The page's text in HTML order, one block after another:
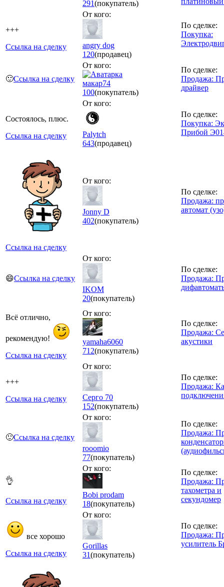
291(покупатель)
+++
Ссылка на сделку
От кого:
angry dog
120(продавец)
По сделке:
Покупка:
🙂Ссылка на сделку
От кого:
макар74
100(покупатель)
По сделке:
Продажа:
драйвер
Состоялось, плюс.
Ссылка на сделку
От кого:
Palytch
643(продавец)
По сделке:
Покупка:
Прибой
Ссылка на сделку
От кого:
Jonny D
402(покупатель)
По сделке:
Продажа:
автомат
😄Ссылка на сделку
От кого:
IKOM
20(покупатель)
По сделке:
Продажа:
Всё отлично,
рекомендую!
Ссылка на сделку
От кого:
yamaha6060
712(покупатель)
По сделке:
Продажа:
акустики
+++
Ссылка на сделку
От кого:
Серго 70
152(покупатель)
По сделке:
Продажа:
🙂Ссылка на сделку
От кого:
rooomio
77(покупатель)
По сделке:
Продажа:
👌
Ссылка на сделку
От кого:
Bobi prodam
18(покупатель)
По сделке:
Продажа:
тахометра и
секундомер
все хорошо
Ссылка на сделку
От кого:
Gorillas
31(покупатель)
По сделке:
Продажа:
усилитель